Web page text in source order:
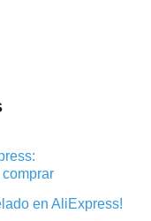
en AliExpress!